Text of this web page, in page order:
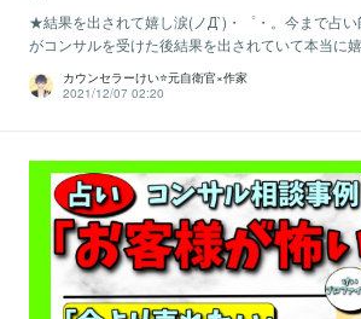
★結果を出されて嬉し涙(ノД`)・゜・。今まで占
がコンサルを受けた後結果を出されていて本当に
カウンセラーけい⭐️元自衛官×作家
2021/12/07 02:20